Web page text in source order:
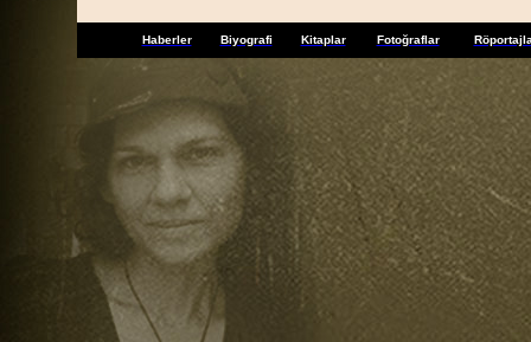
Haberler Biyografi Kitaplar Fotoğraflar